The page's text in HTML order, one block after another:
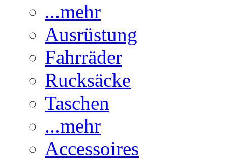
...mehr
Ausrüstung
Fahrräder
Rucksäcke
Taschen
...mehr
Accessoires